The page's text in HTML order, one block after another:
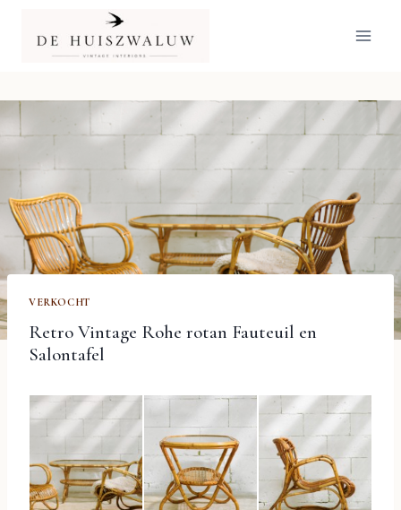
inhoud
VERKOCHT
Retro Vintage Rohe rotan Fauteuil en
Salontafel